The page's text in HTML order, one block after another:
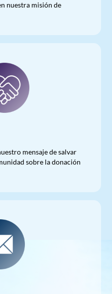
nuestra misión de
mensaje de salvar
sobre la donación